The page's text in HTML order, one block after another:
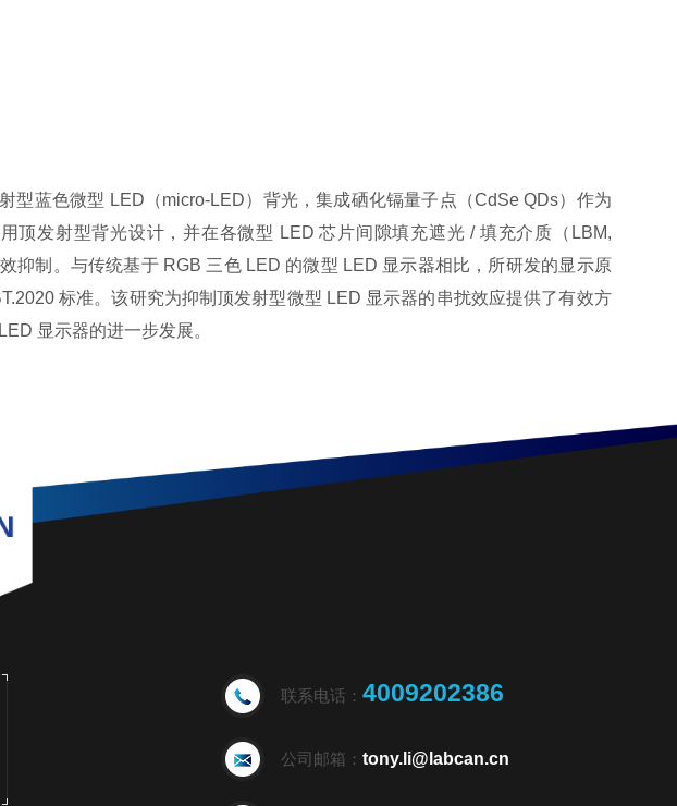
型蓝色微型 LED （micro-LED）背光，集成硒化镉量子点（CdSe QDs）作为
顶发射型背光设计，并在各微型 LED芯片间隙填充遮光/ 填充介质（ LBM,
抑制。与传统基于 RGB 三色 LED 的微型 LED 显示器相比，所研发的显示原
标准。该研究为抑制顶发射型微型 LED 显示器的串扰效应提供了有效方
LED 显示器的进一步发展。
联系电话： 4009202386
公司邮箱： tony.li@labcan.cn